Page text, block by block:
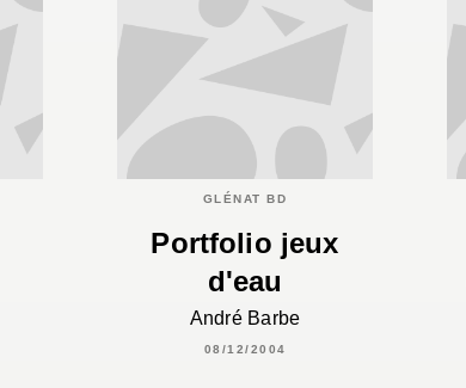
GLÉNAT BD
Portfolio jeux
d'eau
André Barbe
08/12/2004